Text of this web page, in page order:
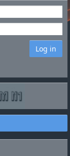
Log in